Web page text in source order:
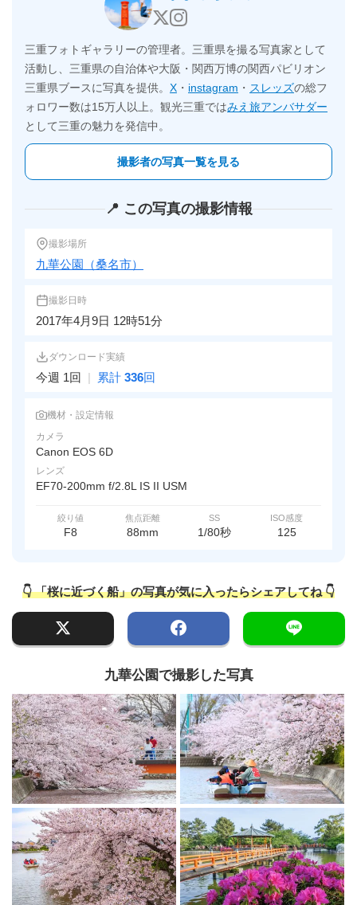
三重フォトギャラリーの管理者。三重県を撮る写真家として
活動し、三重県の自治体や大阪・関西万博の関西パビリオン
三重県ブースに写真を提供。 X ・ instagram ・ スレッズの総フ
ォロワー数は15万人以上。観光三重ではみえ旅アンバサダー
として三重の魅力を発信中。
撮影者の写真一覧を見る
📍 この写真の撮影情報
撮影場所
九華公園（桑名市）
撮影日時
2017年4月9日 12時51分
ダウンロード実績
今週 1回 | 累計 336回
機材・設定情報
カメラ
Canon EOS 6D
レンズ
EF70-200mm f/2.8L IS II USM
絞り値
F8
焦点距離
88mm
SS
1/80秒
ISO感度
125
👇 「桜に近づく船」の写真が気に入ったらシェアしてね 👇
九華公園で撮影した写真